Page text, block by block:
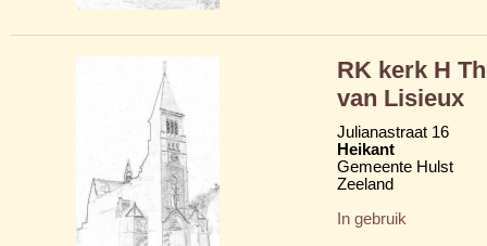
RK kerk H
van Lisieux
Julianastraat 16
Heikant
Gemeente Hulst
Zeeland
In gebruik